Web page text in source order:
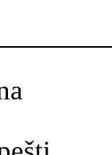
položky.